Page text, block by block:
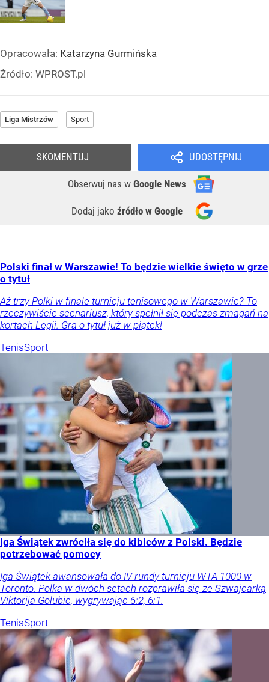
Opracowała: Katarzyna Gurmińska
Źródło: WPROST.pl
Liga Mistrzów Sport
UDOSTĘPNIJ
Obserwuj nas w Google News
Dodaj jako źródło w Google
SKOMENTUJ
Polski finał w Warszawie! To będzie wielkie święto w grze
o tytuł
Aż trzy Polki w finale turnieju tenisowego w Warszawie? To
rzeczywiście scenariusz, który spełnił się podczas zmagań na
kortach Legii. Gra o tytuł już w piątek!
TenisSport
Iga Świątek zwróciła się do kibiców z Polski. Będzie
potrzebować pomocy
Iga Świątek awansowała do IV rundy turnieju WTA 1000 w
Toronto. Polka w dwóch setach rozprawiła się ze Szwajcarką
Viktorija Golubic, wygrywając 6:2, 6:1.
TenisSport